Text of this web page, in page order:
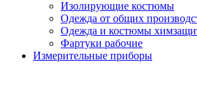
Изолирующие костюмы
Одежда от общих
Одежда и костюмы
Фартуки рабочие
Измерительные приборы